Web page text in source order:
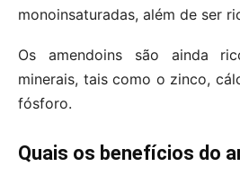
monoinsaturadas, além de ser
Os amendoins são ainda
minerais, tais como o zinco,
fósforo.
Quais os benefícios do